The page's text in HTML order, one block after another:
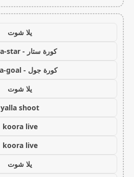
يلا شوت
كورة ستار - koora-star
كورة جول - koora-goal
يلا شوت
yalla shoot
koora live
koora live
يلا شوت